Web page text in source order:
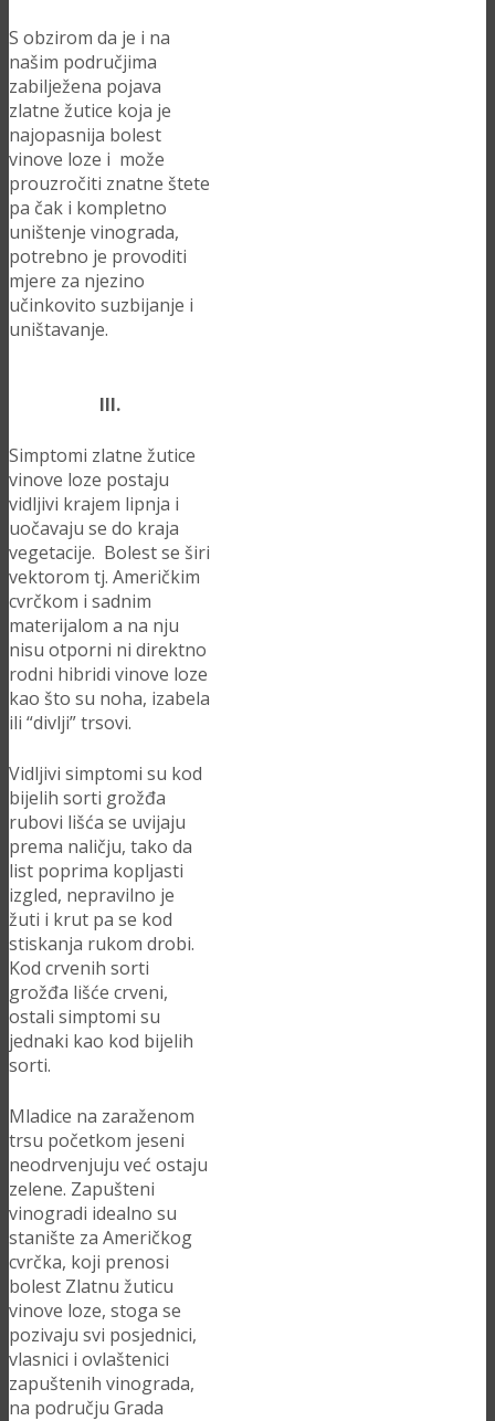
S obzirom da je i na
našim područjima
zabilježena pojava
zlatne žutice koja je
najopasnija bolest
vinove loze i može
prouzročiti znatne štete
pa čak i kompletno
uništenje vinograda,
potrebno je provoditi
mjere za njezino
učinkovito suzbijanje i
uništavanje.
III.
Simptomi zlatne žutice
vinove loze postaju
vidljivi krajem lipnja i
uočavaju se do kraja
vegetacije. Bolest se širi
vektorom tj. Američkim
cvrčkom i sadnim
materijalom a na nju
nisu otporni ni direktno
rodni hibridi vinove loze
kao što su noha, izabela
ili “divlji” trsovi.
Vidljivi simptomi su kod
bijelih sorti grožđa
rubovi lišća se uvijaju
prema naličju, tako da
list poprima kopljasti
izgled, nepravilno je
žuti i krut pa se kod
stiskanja rukom drobi.
Kod crvenih sorti
grožđa lišće crveni,
ostali simptomi su
jednaki kao kod bijelih
sorti.
Mladice na zaraženom
trsu početkom jeseni
neodrvenjuju već ostaju
zelene. Zapušteni
vinogradi idealno su
stanište za Američkog
cvrčka, koji prenosi
bolest Zlatnu žuticu
vinove loze, stoga se
pozivaju svi posjednici,
vlasnici i ovlaštenici
zapuštenih vinograda,
na području Grada